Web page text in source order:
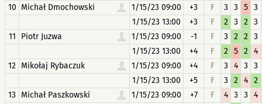
10 Michał Dmochowski 1/15/23 09:00 +3 F 3 3 5
3
1/15/23 13:00
+3 F 2 3 2
3
11
Piotr Juzwa 1/15/23 09:00 -1 F 3 2 2
3
1/15/23 13:00
+4 F 2 5 2
4
12 Mikołaj Rybaczuk 1/15/23 09:00 +4 F 3 4 3
3
1/15/23 13:00
+5 F 3 2 4
2
13 Michał Paszkowski 1/15/23 09:00 +7 F 4 3 3
4